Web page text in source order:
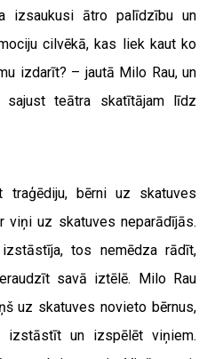
izsaukusi ātro palīdzību un
cilvēkā, kas liek kaut ko
izdarīt? – jautā Milo Rau, un
teātra skatītājam līdz
traģēdiju, bērni uz skatuves
viņi uz skatuves neparādījās.
tos nemēdza rādīt,
savā iztēlē. Milo Rau
uz skatuves novieto bērnus,
izstāstīt un izspēlēt viņiem.